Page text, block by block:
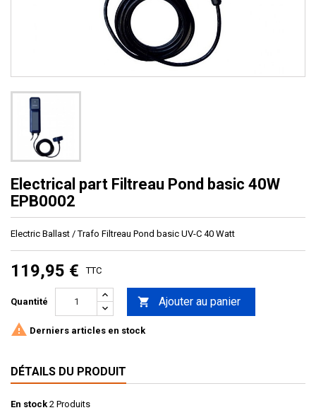
Electrical part Filtreau Pond basic 40W
EPB0002
Electric Ballast / Trafo Filtreau Pond basic UV-C 40 Watt
119,95 € TTC
Quantité  Ajouter au panier
 Derniers articles en stock
DÉTAILS DU PRODUIT
En stock 2 Produits